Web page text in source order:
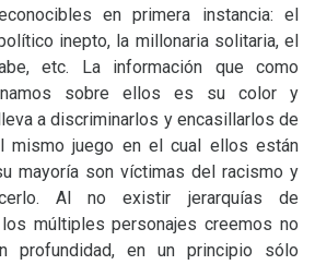
en primera instancia: el
inepto, la millonaria solitaria, el
etc. La información que como
sobre ellos es su color y
a discriminarlos y encasillarlos de
mismo juego en el cual ellos están
mayoría son víctimas del racismo y
Al no existir jerarquías de
múltiples personajes creemos no
profundidad, en un principio sólo